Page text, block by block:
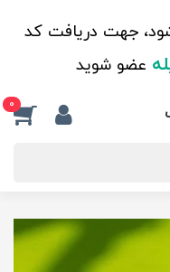
جهت دریافت کد
عضو شوید
0